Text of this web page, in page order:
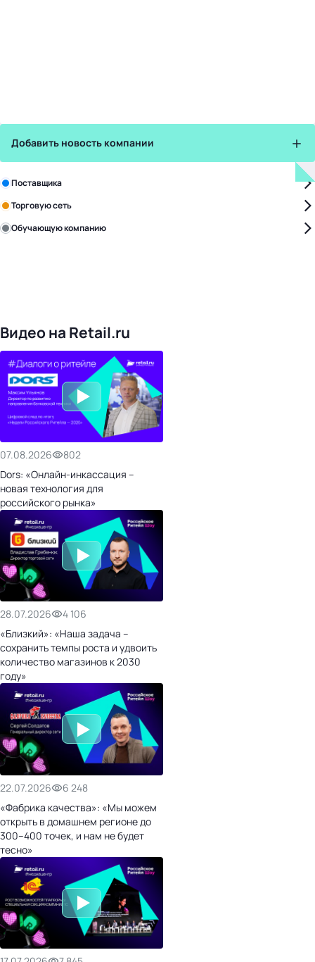
Добавить новость компании
Зарегистрируйте в бизнес-центре:
Поставщика
Торговую сеть
Обучающую компанию
Видео на Retail.ru
07.08.2026
802
Dors: «Онлайн-инкассация –
новая технология для
российского рынка»
28.07.2026
4 106
«Близкий»: «Наша задача –
сохранить темпы роста и удвоить
количество магазинов к 2030
году»
22.07.2026
6 248
«Фабрика качества»: «Мы можем
открыть в домашнем регионе до
300–400 точек, и нам не будет
тесно»